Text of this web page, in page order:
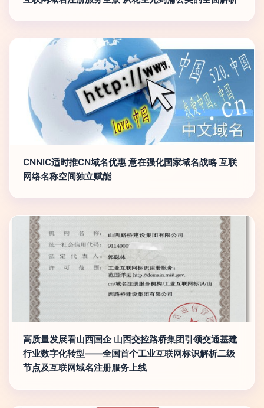
CNNIC适时推CN域名优惠 意在强化国家域名战略 互联
网络名称空间独立赋能
高质量发展看山西国企 山西交控路桥集团引领交通基建
行业数字化转型——全国首个工业互联网标识解析二级
节点及互联网域名注册服务上线